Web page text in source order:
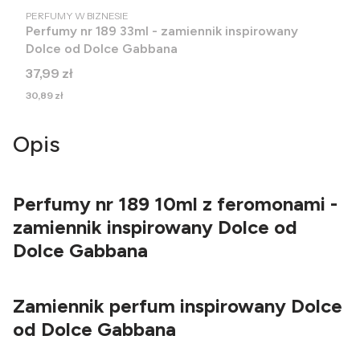
PRODUCENT
PERFUMY W BIZNESIE
Perfumy nr 189 33ml - zamiennik inspirowany
Dolce od Dolce Gabbana
Cena
37,99 zł
Cena
30,89 zł
Opis
Perfumy nr 189 10ml z feromonami -
zamiennik inspirowany Dolce od
Dolce Gabbana
Zamiennik perfum inspirowany Dolce
od Dolce Gabbana